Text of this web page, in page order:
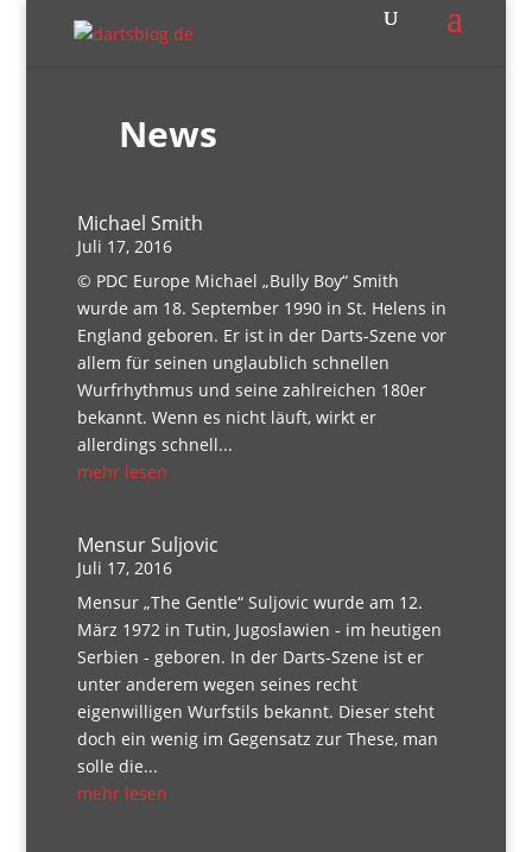
News
Michael Smith
Juli 17, 2016
© PDC Europe Michael „Bully Boy“ Smith
wurde am 18. September 1990 in St. Helens in
England geboren. Er ist in der Darts-Szene vor
allem für seinen unglaublich schnellen
Wurfrhythmus und seine zahlreichen 180er
bekannt. Wenn es nicht läuft, wirkt er
allerdings schnell...
mehr lesen
Mensur Suljovic
Juli 17, 2016
Mensur „The Gentle“ Suljovic wurde am 12.
März 1972 in Tutin, Jugoslawien - im heutigen
Serbien - geboren. In der Darts-Szene ist er
unter anderem wegen seines recht
eigenwilligen Wurfstils bekannt. Dieser steht
doch ein wenig im Gegensatz zur These, man
solle die...
mehr lesen